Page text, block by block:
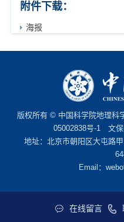
附件下载：
海报
版权所有 © 中国科学院地理科
05002838号-1文保
地址：北京市朝阳区大屯路
Email：
在线留言